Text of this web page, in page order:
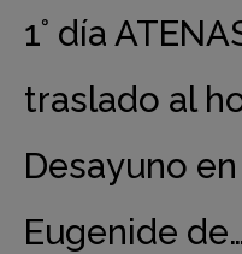
1° día
traslado al
Desayuno
Eugenide